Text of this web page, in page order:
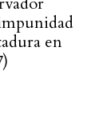
en